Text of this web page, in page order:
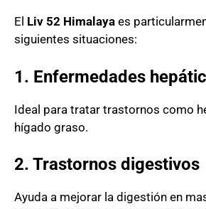
El Liv 52 Himalaya es
siguientes situaciones:
1. Enfermedades
Ideal para tratar trastornos como
hígado graso.
2. Trastornos digestivos
Ayuda a mejorar la digestión en